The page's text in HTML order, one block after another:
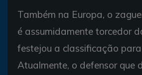
Também na Europa, o
é assumidamente torcedor
festejou a classificação
Atualmente, o defensor que